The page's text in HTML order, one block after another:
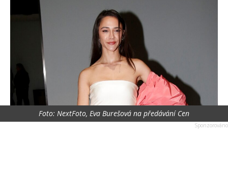
Foto: NextFoto, Eva Burešová na předávání Cen